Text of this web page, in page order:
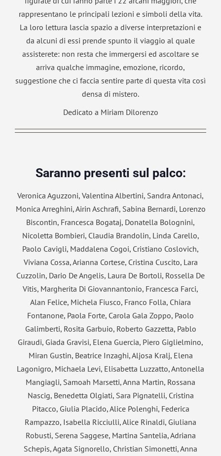
rappresentano le principali lezioni e simboli della vita.
La loro lettura lascia spazio a diverse interpretazioni e
da alcuni di essi prende spunto il viaggio al quale
assisterete: non resta che immergersi ed ascoltare se
arriva qualche immagine, emozione, ricordo,
suggestione che ci faccia sentire parte di questa vita così
densa di mistero.
Dedicato a Miriam Dilorenzo
Saranno presenti sul palco:
Veronica Aguzzoni, Valentina Albertini, Sandra Antonaci,
Monica Arreghini, Airin Aschrafi, Sabina Bernardi, Lorenzo
Biscontin, Francesca Bogataj, Donatella Bolognini,
Nicoletta Bombieri, Claudia Brandolin, Linda Carello,
Paolo Cavigli, Maddalena Cogoi, Cristiano Coslovich,
Viviana Cossa, Arianna Cortese, Cristina Cuscito, Lara
Cuzzolin, Dario De Angelis, Laura De Bortoli, Rossella De
Vitis, Margherita Di Giovannantonio, Francesca Farci,
Alan Felice, Michela Fiusco, Franco Folla, Chiara
Fontanone, Paola Forte, Carola Gala Zoppo, Paolo
Galimberti, Rosita Garbuio, Roberto Gazzetta, Pablo
Giraudi, Giada Gravisi, Elena Guercia, Piero Giglielmino,
Miran Gustin, Beatrice Inzaghi, Aljosa Kralj, Elena
Lagonigro, Michaela Levi, Elisabetta Luzzatto, Antonella
Mangiagli, Samoah Marsetti, Anna Martin, Rossana
Nascig, Benedetta Olgiati, Sara Pignatelli, Cristina
Pitacco, Giulia Placido, Alice Polenghi, Federica
Rampazzo, Isabella Ricciulli, Alice Rinaldi, Giuliana
Robusti, Serena Saggese, Martina Santelia, Adriana
Schepis, Agata Signorello, Christian Simonetti, Anna